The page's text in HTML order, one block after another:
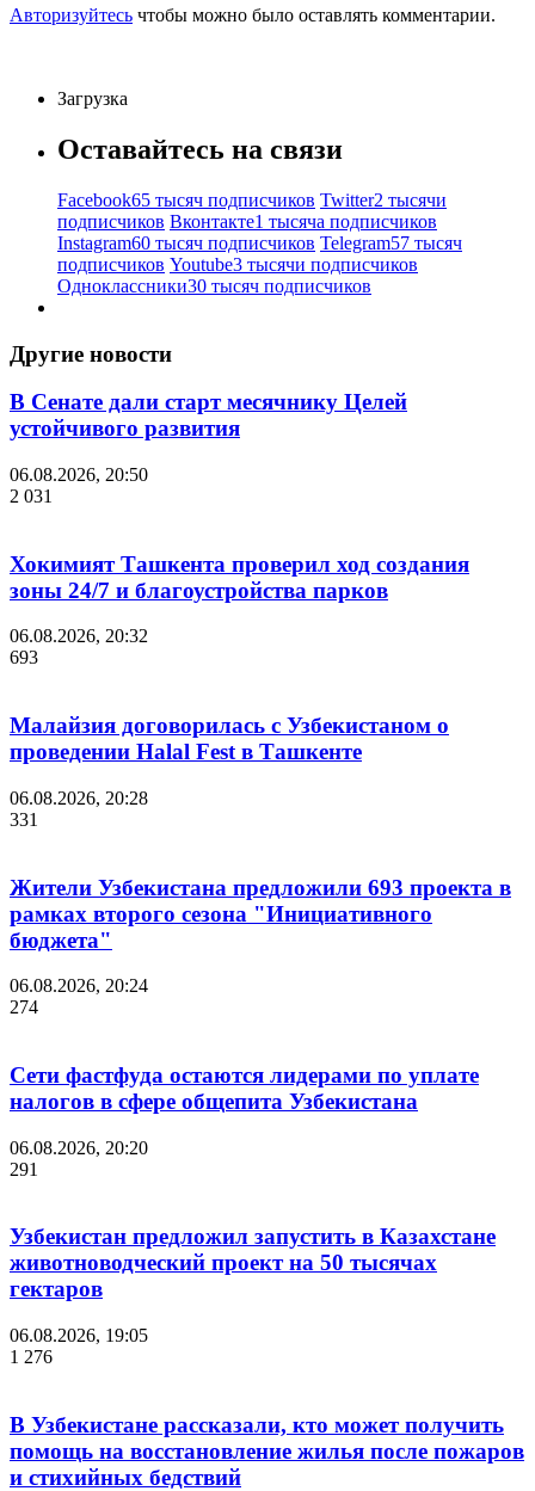
Авторизуйтесь чтобы можно было оставлять комментарии.
Загрузка
Оставайтесь на связи
Facebook65 тысяч подписчиков Twitter2 тысячи
подписчиков Вконтакте1 тысяча подписчиков
Instagram60 тысяч подписчиков Telegram57 тысяч
подписчиков Youtube3 тысячи подписчиков
Одноклассники30 тысяч подписчиков
Другие новости
В Сенате дали старт месячнику Целей
устойчивого развития
06.08.2026, 20:50
2 031
Хокимият Ташкента проверил ход создания
зоны 24/7 и благоустройства парков
06.08.2026, 20:32
693
Малайзия договорилась с Узбекистаном о
проведении Halal Fest в Ташкенте
06.08.2026, 20:28
331
Жители Узбекистана предложили 693 проекта в
рамках второго сезона "Инициативного
бюджета"
06.08.2026, 20:24
274
Сети фастфуда остаются лидерами по уплате
налогов в сфере общепита Узбекистана
06.08.2026, 20:20
291
Узбекистан предложил запустить в Казахстане
животноводческий проект на 50 тысячах
гектаров
06.08.2026, 19:05
1 276
В Узбекистане рассказали, кто может получить
помощь на восстановление жилья после пожаров
и стихийных бедствий